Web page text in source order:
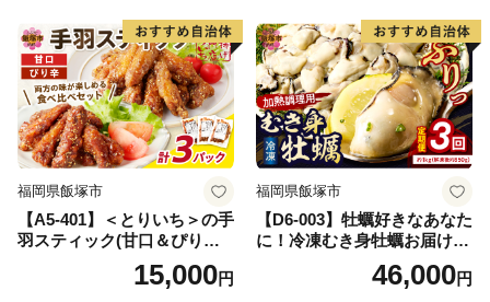
福岡県飯塚市
【A5-401】＜とりいち＞の手
羽スティック(甘口＆ぴり辛)
15,000円
福岡県飯塚市
【D6-003】牡蠣好きなあなた
に！冷凍むき身牡蠣お届け便
【隔月定期便(計3回発送)】
46,000円